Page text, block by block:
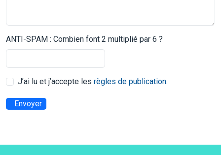
ANTI-SPAM : Combien font 2 multiplié par 6 ?
J’ai lu et j’accepte les règles de publication.
Envoyer